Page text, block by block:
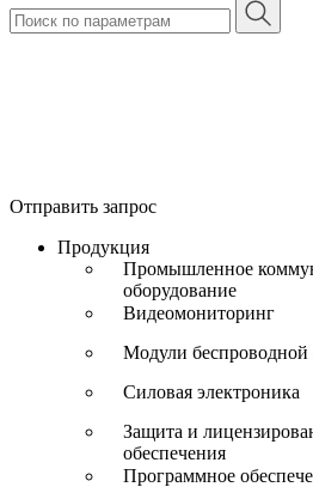
Отправить запрос
Продукция
Промышленное
оборудование
Видеомониторинг
Модули беспроводной
Силовая электроника
Защита и
обеспечения
Программное